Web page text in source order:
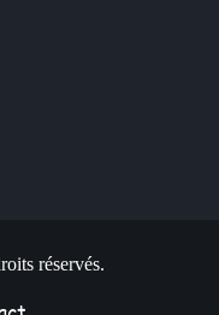
réservés.